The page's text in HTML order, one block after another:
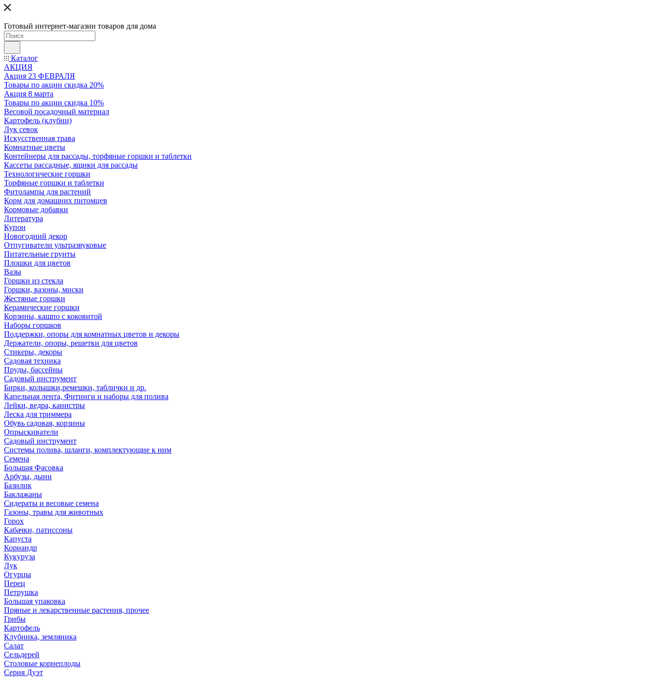
Готовый интернет-магазин товаров для дома
Каталог
АКЦИЯ
Акция 23 ФЕВРАЛЯ
Товары по акции скидка 20%
Акция 8 марта
Товары по акции скидка 10%
Весовой посадочный материал
Картофель (клубни)
Лук севок
Искусственная трава
Комнатные цветы
Контейнеры для рассады, торфяные горшки и таблетки
Кассеты рассадные, ящики для рассады
Технологические горшки
Торфяные горшки и таблетки
Фитолампы для растений
Корм для домашних питомцев
Кормовые добавки
Литература
Купон
Новогодний декор
Отпугиватели ультразвуковые
Питательные грунты
Плошки для цветов
Вазы
Горшки из стекла
Горшки, вазоны, миски
Жестяные горшки
Керамические горшки
Корзины, кашпо с коковитой
Наборы горшков
Поддержки, опоры для комнатных цветов и декоры
Держатели, опоры, решетки для цветов
Стикеры, декоры
Садовая техника
Пруды, бассейны
Садовый инструмент
Бирки, колышки,ремешки, таблички и др.
Капельная лента, Фитинги и наборы для полива
Лейки, ведра, канистры
Леска для триммера
Обувь садовая, корзины
Опрыскиватели
Садовый инструмент
Системы полива, шланги, комплектующие к ним
Семена
Большая Фасовка
Арбузы, дыни
Базилик
Баклажаны
Сидераты и весовые семена
Газоны, травы для животных
Горох
Кабачки, патиссоны
Капуста
Кориандр
Кукуруза
Лук
Огурцы
Перец
Петрушка
Большая упаковка
Пряные и лекарственные растения, прочее
Грибы
Картофель
Клубника, земляника
Салат
Сельдерей
Столовые корнеплоды
Серия Дуэт